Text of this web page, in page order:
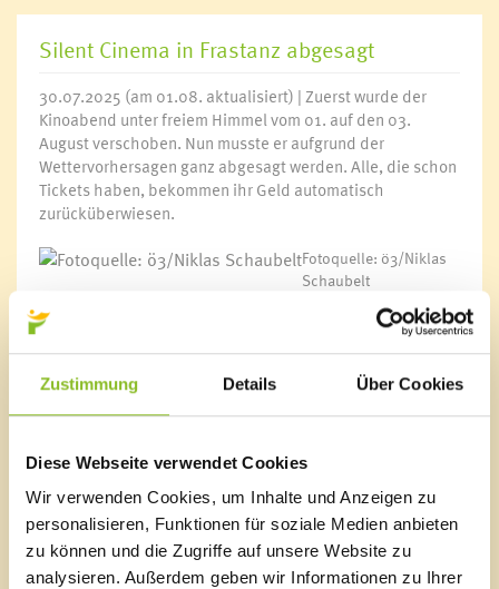
Zustimmung Details Über Cookies
Diese Webseite verwendet Cookies
Wir verwenden Cookies, um Inhalte und Anzeigen zu
personalisieren, Funktionen für soziale Medien anbieten
zu können und die Zugriffe auf unsere Website zu
analysieren. Außerdem geben wir Informationen zu Ihrer
Silent Cinema in Frastanz abgesagt
30.07.2025 (am 01.08. aktualisiert) | Zuerst wurde der
Kinoabend unter freiem Himmel vom 01. auf den 03.
August verschoben. Nun musste er aufgrund der
Wettervorhersagen ganz abgesagt werden. Alle, die schon
Tickets haben, bekommen ihr Geld automatisch
zurücküberwiesen.
Fotoquelle: ö3/Niklas
Schaubelt
Link
Cilent Cinema
Marktgemeinde Frastanz
Sägenplatz 1
A-6820 Frastanz, Österreich
Lageplan